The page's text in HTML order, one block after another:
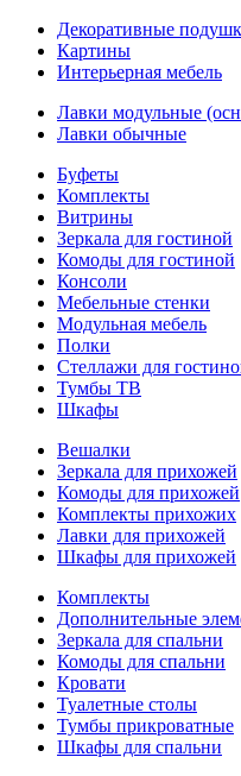
Декоративные
Картины
Интерьерная мебель
Лавки модульные
Лавки обычные
Буфеты
Комплекты
Витрины
Зеркала для гостиной
Комоды для гостиной
Консоли
Мебельные стенки
Модульная мебель
Полки
Стеллажи для
Тумбы ТВ
Шкафы
Вешалки
Зеркала для прихожей
Комоды для прихожей
Комплекты прихожих
Лавки для прихожей
Шкафы для прихожей
Комплекты
Дополнительные
Зеркала для спальни
Комоды для спальни
Кровати
Туалетные столы
Тумбы прикроватные
Шкафы для спальни